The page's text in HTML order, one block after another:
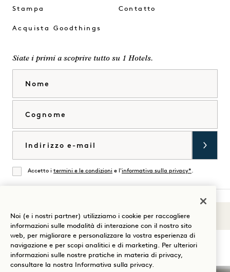
Suoni di 1
Stampa
Acquista Goodthings
Contatto
Siate i primi a scoprire tutto su 1 Hotels.
Accordati
Accetto i termini e le condizioni e l'informativa sulla privacy*.
Visita
1
Hotels
su
Visita
1
Hotels
su
Visita
1
Hotels
su
Visita
1
Hotels
su
Visita
1
Hotels
su
Visita
1
Hotels
Guida al soggiorno
Noi (e i nostri partner) utilizziamo i cookie per raccogliere
informazioni sulle modalità di interazione con il nostro sito
web, per migliorare e personalizzare la vostra esperienza di
navigazione e per scopi analitici e di marketing. Per ulteriori
informazioni sulle nostre pratiche in materia di privacy,
consultare la nostra
Informativa sulla privacy.